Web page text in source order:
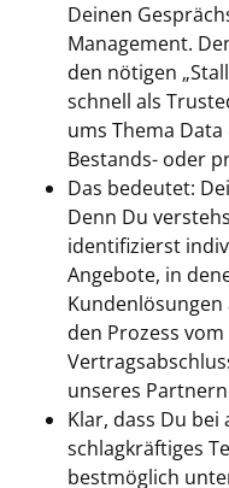
Deinen
Management.
den nötigen
schnell als
ums Thema
Bestands- oder
Das bedeutet:
Denn Du
identifizierst
Angebote, in
den Prozess
unseres
Klar, dass Du bei
schlagkräftiges
bestmöglich